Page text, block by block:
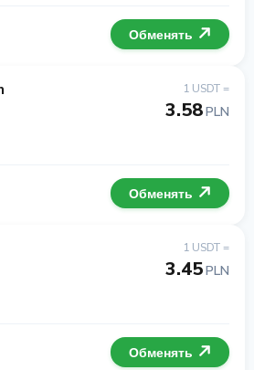
Обменять
1 USDT =
3.58PLN
Обменять
1 USDT =
3.45PLN
Обменять